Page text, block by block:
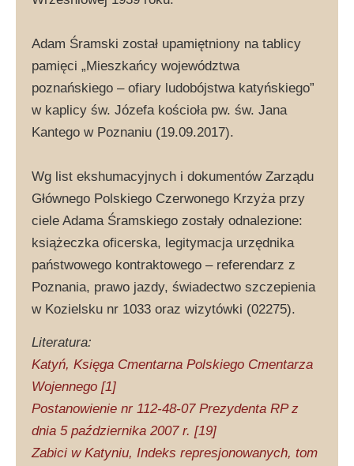
Adam Śramski został upamiętniony na tablicy
pamięci „Mieszkańcy województwa
poznańskiego – ofiary ludobójstwa katyńskiego”
w kaplicy św. Józefa kościoła pw. św. Jana
Kantego w Poznaniu (19.09.2017).
Wg list ekshumacyjnych i dokumentów Zarządu
Głównego Polskiego Czerwonego Krzyża przy
ciele Adama Śramskiego zostały odnalezione:
książeczka oficerska, legitymacja urzędnika
państwowego kontraktowego – referendarz z
Poznania, prawo jazdy, świadectwo szczepienia
w Kozielsku nr 1033 oraz wizytówki (02275).
Literatura:
Katyń, Księga Cmentarna Polskiego Cmentarza
Wojennego [1]
Postanowienie nr 112-48-07 Prezydenta RP z
dnia 5 października 2007 r. [19]
Zabici w Katyniu, Indeks represjonowanych, tom